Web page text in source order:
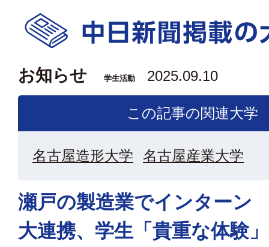
お知らせ 学生活動 2025.09.10
この記事の関連大学
名古屋造形大学 名古屋産業大学
瀬戸の製造業でインターン
大連携、学生「貴重な体験」